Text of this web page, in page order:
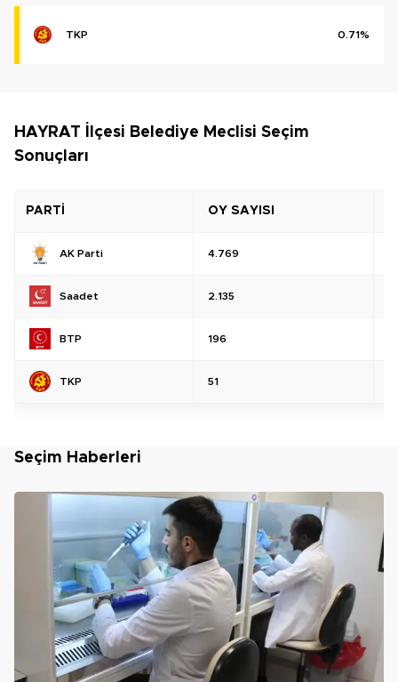
TKP 0.71%
HAYRAT İlçesi Belediye Meclisi Seçim
Sonuçları
PARTİ OY SAYISI
AK Parti 4.769
Saadet 2.135
BTP 196
TKP 51
Seçim Haberleri